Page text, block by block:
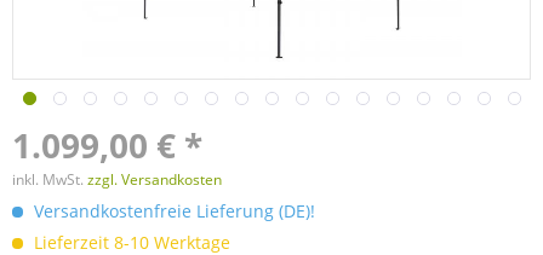
1.099,00 € *
inkl. MwSt. zzgl. Versandkosten
Versandkostenfreie Lieferung (DE)!
Lieferzeit 8-10 Werktage